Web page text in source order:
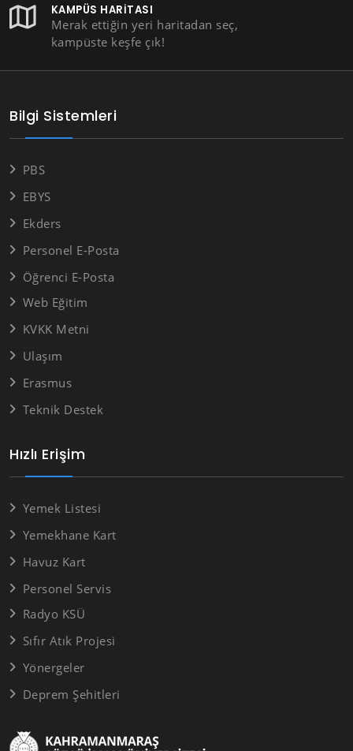
KAMPÜS HARITASI
Merak ettiğin yeri haritadan seç,
kampüste keşfe çık!
Hızlı Erişim
Yemek Listesi
Yemekhane Kart
Havuz Kart
Personel Servis
Radyo KSÜ
Sıfır Atık Projesi
Yönergeler
Deprem Şehitleri
Bilgi Sistemleri
PBS
EBYS
Ekders
Personel E-Posta
Öğrenci E-Posta
Web Eğitim
KVKK Metni
Ulaşım
Erasmus
Teknik Destek